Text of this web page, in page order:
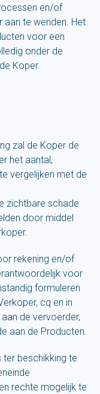
en/of
aan te wenden. Het
voor een
onder de
Koper.
zal de Koper de
het aantal,
vergelijken met de
zichtbare schade
door middel
rekening en/of
voor
formuleren
cq en in
de vervoerder,
aan de Producten.
beschikking te
rechte mogelijk te